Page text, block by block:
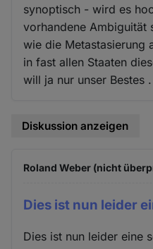
synoptisch - wird es
vorhandene Ambiguität
wie die Metastasierung
in fast allen Staaten
will ja nur unser Bestes
Diskussion anzeigen
Roland Weber (nicht
Dies ist nun leider
Dies ist nun leider eine